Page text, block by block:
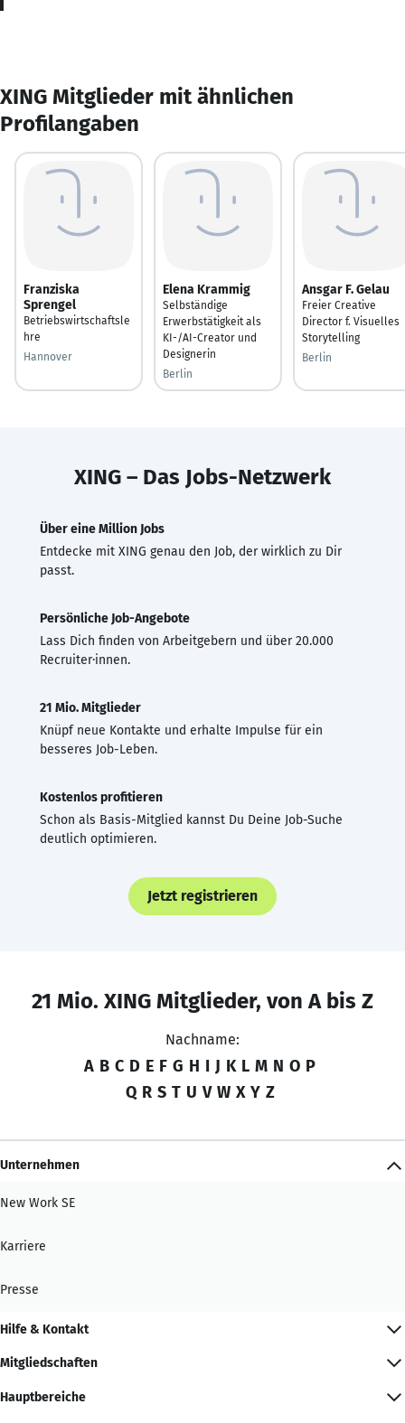
XING Mitglieder mit ähnlichen
Profilangaben
Franziska
Sprengel
Betriebswirtschaftsle
hre
Hannover
Elena Krammig
Selbständige
Erwerbstätigkeit als
KI-/AI-Creator und
Designerin
Berlin
Ansgar F. Gelau
Freier Creative
Director f. Visuelles
Storytelling
Berlin
XING – Das Jobs-Netzwerk
Über eine Million Jobs
Entdecke mit XING genau den Job, der wirklich zu Dir
passt.
Persönliche Job-Angebote
Lass Dich finden von Arbeitgebern und über 20.000
Recruiter·innen.
21 Mio. Mitglieder
Knüpf neue Kontakte und erhalte Impulse für ein
besseres Job-Leben.
Kostenlos profitieren
Schon als Basis-Mitglied kannst Du Deine Job-Suche
deutlich optimieren.
Jetzt registrieren
21 Mio. XING Mitglieder, von A bis Z
Nachname:
A B C D E F G H I J K L M N O P
Q R S T U V W X Y Z
Unternehmen
New Work SE
Karriere
Presse
Hilfe & Kontakt
Mitgliedschaften
Hauptbereiche